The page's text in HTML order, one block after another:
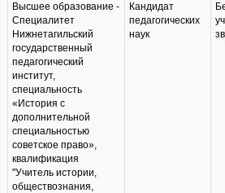
Высшее образование -
Специалитет
Нижнетагильский
государственный
педагогический
институт,
специальность
«История с
дополнительной
специальностью
советское право»,
квалификация
"Учитель истории,
обществознания,
Кандидат
педагогических
наук